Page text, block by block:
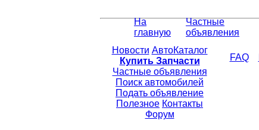
На
главную
Частные
объявления
Новости АвтоКаталог
Купить Запчасти
Частные объявления
Поиск автомобилей
Подать объявление
Полезное Контакты
Форум
FAQ